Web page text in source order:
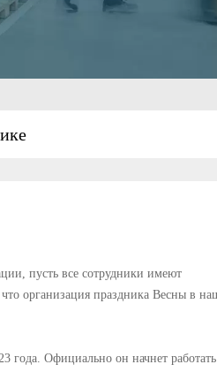
пусть все сотрудники имеют
организация праздника Весны в
года. Официально он начнет